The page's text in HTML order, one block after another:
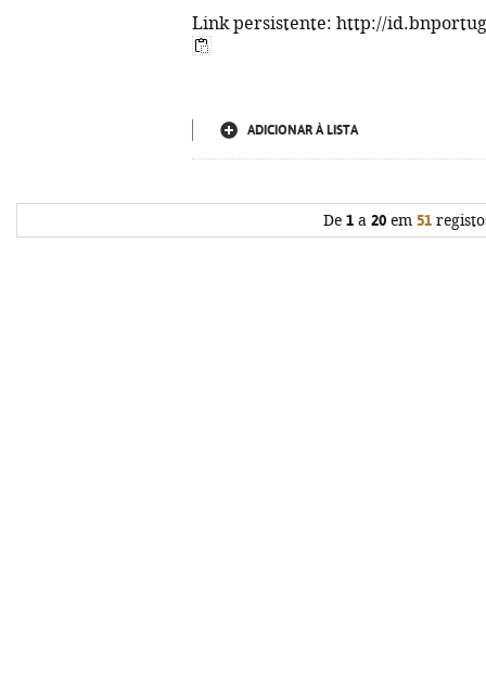
Link persistente: http://
ADICIONAR À LISTA
De 1a 20em 51